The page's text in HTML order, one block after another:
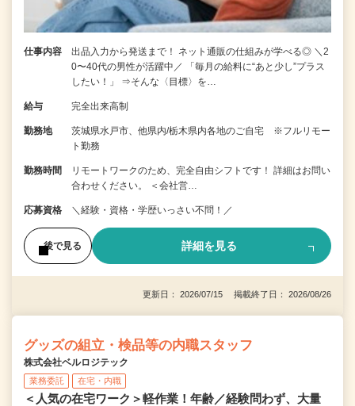
仕事内容
出品入力から発送まで！ ネット通販の仕組みが学べる◎ ＼2
0〜40代の男性が活躍中／ 「毎月の給料に“あと少し”プラス
したい！」 ⇒そんな〈目標〉を…
給与 完全出来高制
勤務地
茨城県水戸市、他県内/栃木県内各地のご自宅 ※フルリモー
ト勤務
勤務時間
リモートワークのため、完全自由シフトです！ 詳細はお問い
合わせください。 ＜会社営…
応募資格 ＼経験・資格・学歴いっさい不問！／
後で見る 詳細を見る
更新日： 2026/07/15 掲載終了日： 2026/08/26
グッズの組立・検品等の内職スタッフ
株式会社ベルロジテック
業務委託 在宅・内職
＜人気の在宅ワーク＞軽作業！年齢／経験問わず、大量